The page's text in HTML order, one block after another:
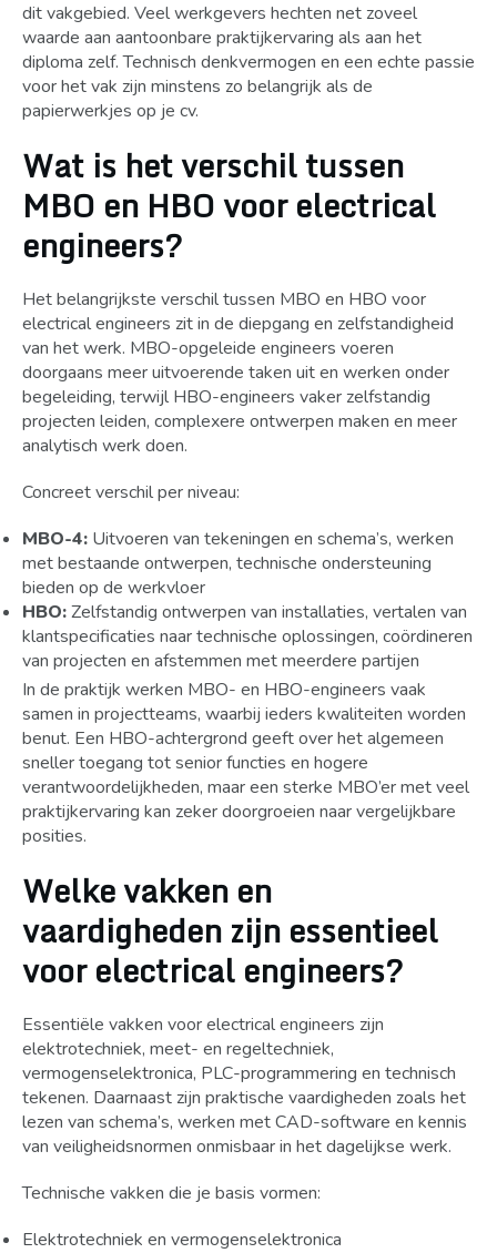
dit vakgebied. Veel werkgevers hechten net zoveel
waarde aan aantoonbare praktijkervaring als aan het
diploma zelf. Technisch denkvermogen en een echte passie
voor het vak zijn minstens zo belangrijk als de
papierwerkjes op je cv.
Wat is het verschil tussen
MBO en HBO voor electrical
engineers?
Het belangrijkste verschil tussen MBO en HBO voor
electrical engineers zit in de diepgang en zelfstandigheid
van het werk. MBO-opgeleide engineers voeren
doorgaans meer uitvoerende taken uit en werken onder
begeleiding, terwijl HBO-engineers vaker zelfstandig
projecten leiden, complexere ontwerpen maken en meer
analytisch werk doen.
Concreet verschil per niveau:
MBO-4: Uitvoeren van tekeningen en schema’s, werken
met bestaande ontwerpen, technische ondersteuning
bieden op de werkvloer
HBO:Zelfstandig ontwerpen van installaties, vertalen van
klantspecificaties naar technische oplossingen, coördineren
van projecten en afstemmen met meerdere partijen
In de praktijk werken MBO- en HBO-engineers vaak
samen in projectteams, waarbij ieders kwaliteiten worden
benut. Een HBO-achtergrond geeft over het algemeen
sneller toegang tot senior functies en hogere
verantwoordelijkheden, maar een sterke MBO’er met veel
praktijkervaring kan zeker doorgroeien naar vergelijkbare
posities.
Welke vakken en
vaardigheden zijn essentieel
voor electrical engineers?
Essentiële vakken voor electrical engineers zijn
elektrotechniek, meet- en regeltechniek,
vermogenselektronica, PLC-programmering en technisch
tekenen. Daarnaast zijn praktische vaardigheden zoals het
lezen van schema’s, werken met CAD-software en kennis
van veiligheidsnormen onmisbaar in het dagelijkse werk.
Technische vakken die je basis vormen:
Elektrotechniek en vermogenselektronica